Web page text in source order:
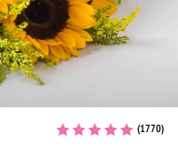
(1770)